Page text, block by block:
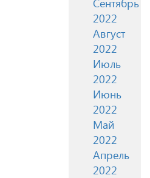
2022
Август
2022
Июль
2022
Июнь
2022
Май
2022
Апрель
2022